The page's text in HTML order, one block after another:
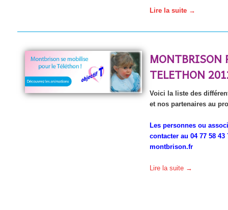
Lire la suite →
MONTBRISON
TELETHON
Voici la liste des
et nos partenaires au
Les personnes ou
contacter au 04 77 58
montbrison.fr
Lire la suite →